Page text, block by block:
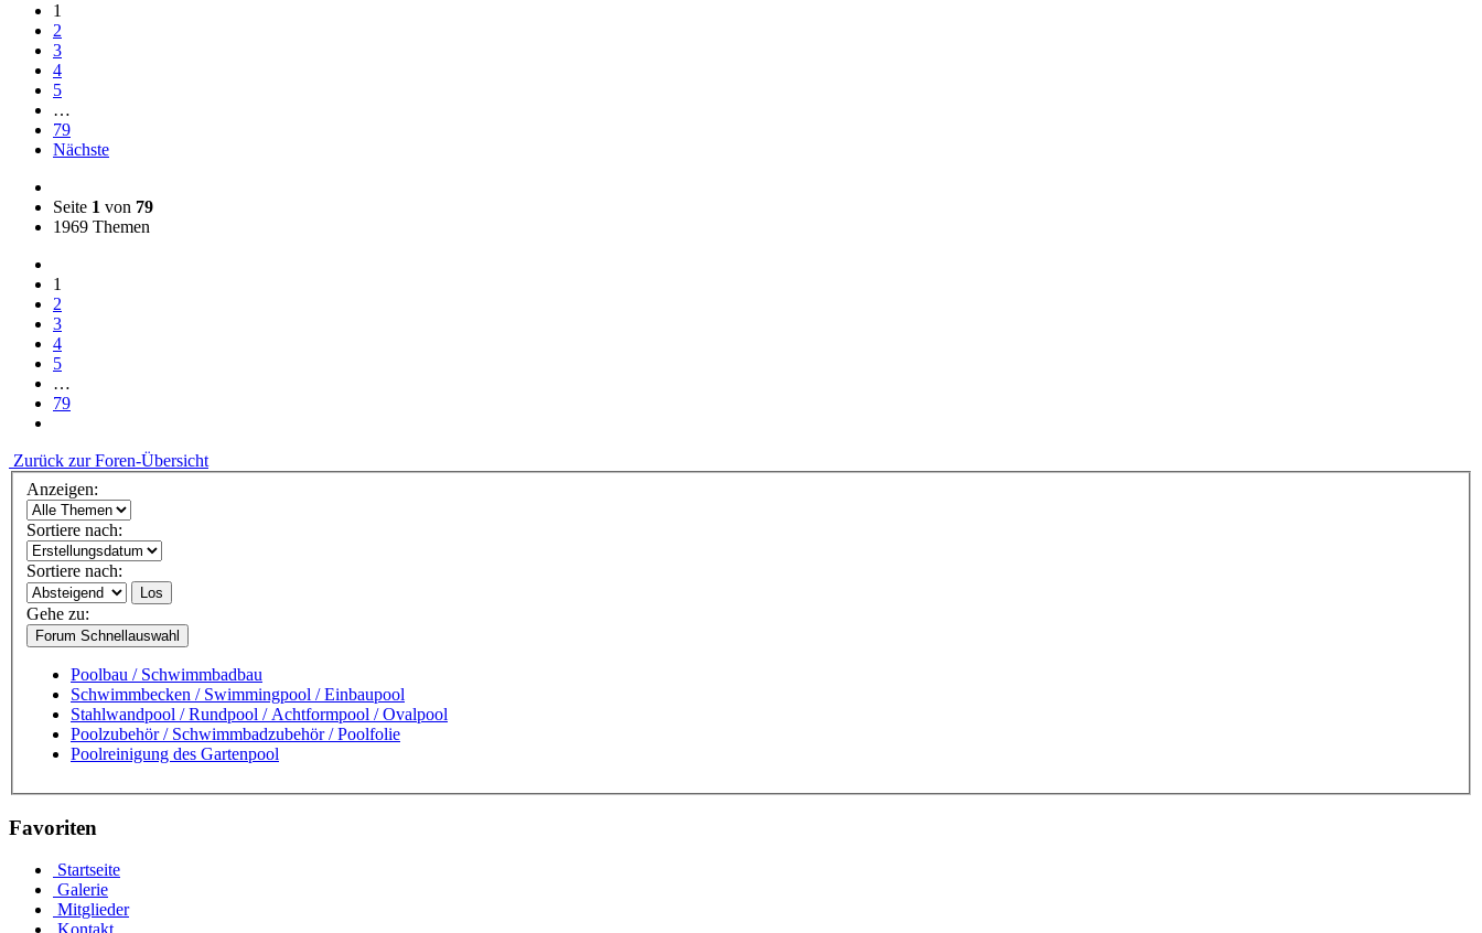
1
2
3
4
5
…
79
Nächste
Seite 1 von 79
1969 Themen
1
2
3
4
5
…
79
Zurück zur Foren-Übersicht
Anzeigen:
Sortiere nach:
Sortiere nach:
Los
Gehe zu:
Forum Schnellauswahl
Poolbau / Schwimmbadbau
Schwimmbecken / Swimmingpool / Einbaupool
Stahlwandpool / Rundpool / Achtformpool / Ovalpool
Poolzubehör / Schwimmbadzubehör / Poolfolie
Poolreinigung des Gartenpool
Favoriten
Startseite
Galerie
Mitglieder